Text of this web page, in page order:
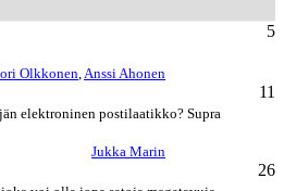
5
Olkkonen,Anssi Ahonen
11
elektroninen postilaatikko? Supra
Jukka Marin
26